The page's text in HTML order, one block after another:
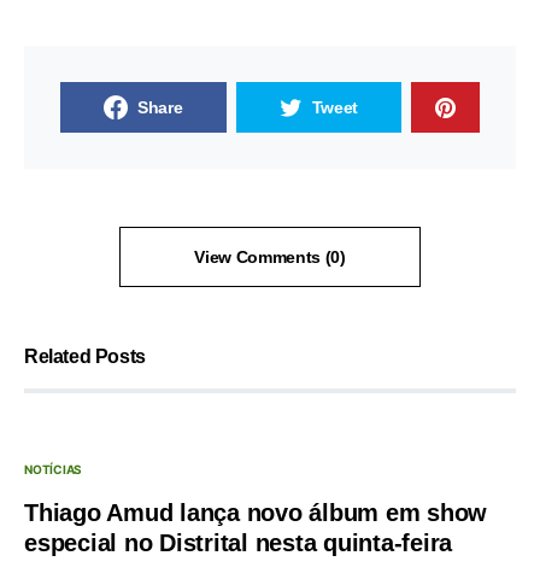
Share Tweet
View Comments (0)
Related Posts
NOTÍCIAS
Thiago Amud lança novo álbum em show
especial no Distrital nesta quinta-feira